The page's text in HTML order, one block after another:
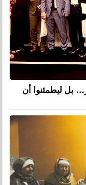
بل ليطمئنوا أن